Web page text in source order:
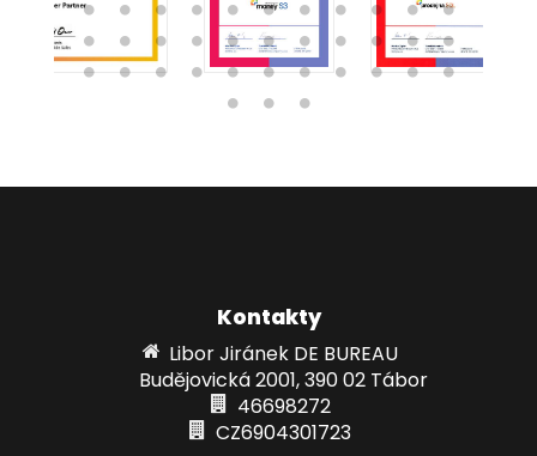
Kontakty
Libor Jiránek DE BUREAU
Budějovická 2001, 390 02 Tábor
46698272
CZ6904301723